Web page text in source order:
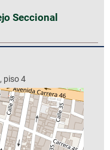
Seccional
piso 4